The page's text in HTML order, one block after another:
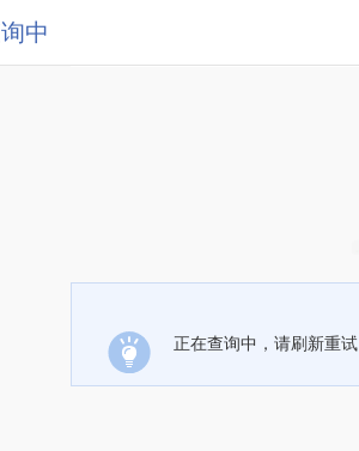
中
正在查询中，请刷新重试